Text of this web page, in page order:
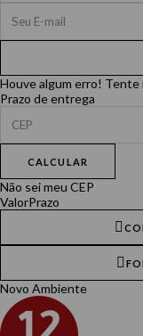
Houve algum erro! Tente
Prazo de entrega
CALCULAR
Não sei meu CEP
ValorPrazo
Novo Ambiente